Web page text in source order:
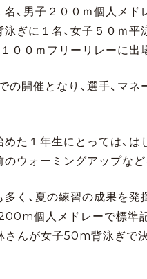
、男子２００ｍ個人メド
ぎに１名、女子５０ｍ平
００ｍフリーリレーに出
開催となり、選手、マ
た１年生にとっては、は
ウォーミングアップな
く、夏の練習の成果を発
個人メドレーで標準
さんが女子50m背泳ぎで